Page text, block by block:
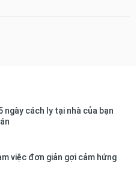
ngày cách ly tại nhà của bạn
việc đơn giản gợi cảm hứng